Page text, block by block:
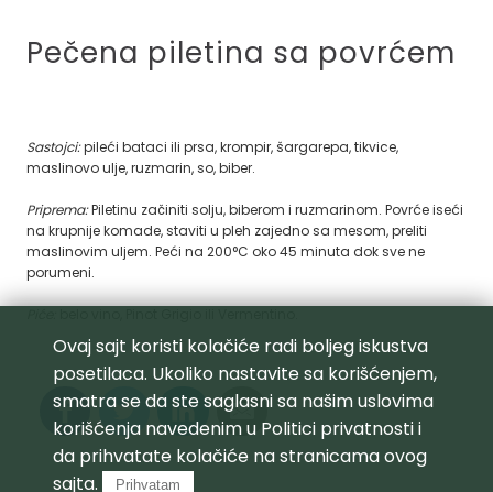
Pečena piletina sa povrćem
Sastojci:pileći bataci ili prsa, krompir, šargarepa, tikvice,
maslinovo ulje, ruzmarin, so, biber.
Priprema:Piletinu začiniti solju, biberom i ruzmarinom. Povrće iseći
na krupnije komade, staviti u pleh zajedno sa mesom, preliti
maslinovim uljem. Peći na 200°C oko 45 minuta dok sve ne
porumeni.
Ovaj sajt koristi kolačiće radi boljeg iskustva
posetilaca. Ukoliko nastavite sa korišćenjem,
smatra se da ste saglasni sa našim uslovima
korišćenja navedenim u Politici privatnostii
da prihvatate kolačiće na stranicama ovog
sajta.
Prihvatam